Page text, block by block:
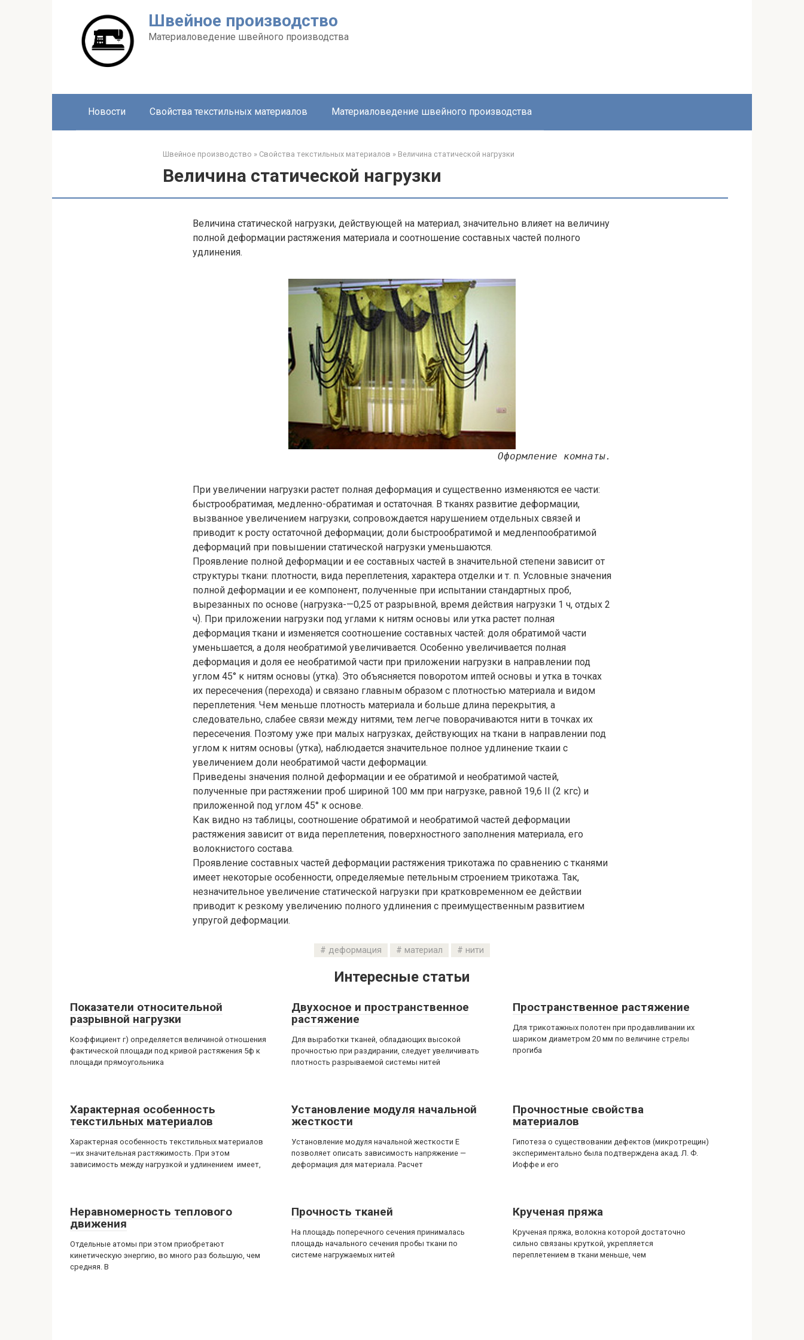
Швейное производство
Материаловедение швейного производства
Новости Свойства текстильных материалов Материаловедение швейного производства
Швейное производство » Свойства текстильных материалов » Величина статической нагрузки
Величина статической нагрузки
Величина статической нагрузки, действующей на материал, значительно влияет на величину
полной деформации растяжения материала и соотношение составных частей полного
удлинения.
Оформление комнаты.
При увеличении нагрузки растет полная деформация и существенно изменяются ее части:
быстрообратимая, медленно-обратимая и остаточная. В тканях развитие деформации,
вызванное увеличением нагрузки, сопровождается нарушением отдельных связей и
приводит к росту остаточной деформации; доли быстрообратимой и медленпообратимой
деформаций при повышении статической нагрузки уменьшаются.
Проявление полной деформации и ее составных частей в значительной степени зависит от
структуры ткани: плотности, вида переплетения, характера отделки и т. п. Условные значения
полной деформации и ее компонент, полученные при испытании стандартных проб,
вырезанных по основе (нагрузка-—0,25 от разрывной, время действия нагрузки 1 ч, отдых 2
ч). При приложении нагрузки под углами к нитям основы или утка растет полная
деформация ткани и изменяется соотношение составных частей: доля обратимой части
уменьшается, а доля необратимой увеличивается. Особенно увеличивается полная
деформация и доля ее необратимой части при приложении нагрузки в направлении под
углом 45° к нитям основы (утка). Это объясняется поворотом иптей основы и утка в точках
их пересечения (перехода) и связано главным образом с плотностью материала и видом
переплетения. Чем меньше плотность материала и больше длина перекрытия, а
следовательно, слабее связи между нитями, тем легче поворачиваются нити в точках их
пересечения. Поэтому уже при малых нагрузках, действующих на ткани в направлении под
углом к нитям основы (утка), наблюдается значительное полное удлинение ткаии с
увеличением доли необратимой части деформации.
Приведены значения полной деформации и ее обратимой и необратимой частей,
полученные при растяжении проб шириной 100 мм при нагрузке, равной 19,6 II (2 кгс) и
приложенной под углом 45° к основе.
Как видно нз таблицы, соотношение обратимой и необратимой частей деформации
растяжения зависит от вида переплетения, поверхностного заполнения материала, его
волокнистого состава.
Проявление составных частей деформации растяжения трикотажа по сравнению с тканями
имеет некоторые особенности, определяемые петельным строением трикотажа. Так,
незначительное увеличение статической нагрузки при кратковременном ее действии
приводит к резкому увеличению полного удлинения с преимущественным развитием
упругой деформации.
деформация материал нити
Интересные статьи
Показатели относительной
разрывной нагрузки
Коэффициент г) определяется величиной отношения
фактической площади под кривой растяжения 5ф к
площади прямоугольника
Двухосное и пространственное
растяжение
Для выработки тканей, обладающих высокой
прочностью при раздирании, следует увеличивать
плотность разрываемой системы нитей
Пространственное растяжение
Для трикотажных полотен при продавливании их
шариком диаметром 20 мм по величине стрелы
прогиба
Характерная особенность
текстильных материалов
Характерная особенность текстильных материалов
—их значительная растяжимость. При этом
зависимость между нагрузкой и удлинением имеет,
Установление модуля начальной
жесткости
Установление модуля начальной жесткости Е
позволяет описать зависимость напряжение —
деформация для материала. Расчет
Прочностные свойства
материалов
Гипотеза о существовании дефектов (микротрещин)
экспериментально была подтверждена акад. Л. Ф.
Иоффе и его
Неравномерность теплового
движения
Отдельные атомы при этом приобретают
кинетическую энергию, во много раз большую, чем
средняя. В
Прочность тканей
На площадь поперечного сечения принималась
площадь начального сечения пробы ткани по
системе нагружаемых нитей
Крученая пряжа
Крученая пряжа, волокна которой достаточно
сильно связаны круткой, укрепляется
переплетением в ткани меньше, чем